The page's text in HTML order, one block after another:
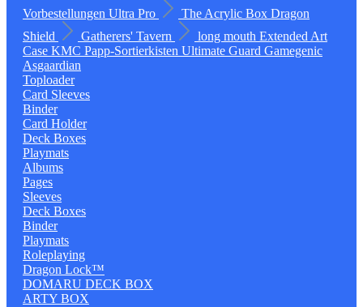
Vorbestellungen Ultra Pro The Acrylic Box Dragon
Shield
Gatherers' Tavern long mouth Extended Art
Case KMC Papp-Sortierkisten Ultimate Guard Gamegenic
Asgaardian
Toploader
Card Sleeves
Binder
Card Holder
Deck Boxes
Playmats
Albums
Pages
Sleeves
Deck Boxes
Binder
Playmats
Roleplaying
Dragon Lock™
DOMARU DECK BOX
ARTY BOX